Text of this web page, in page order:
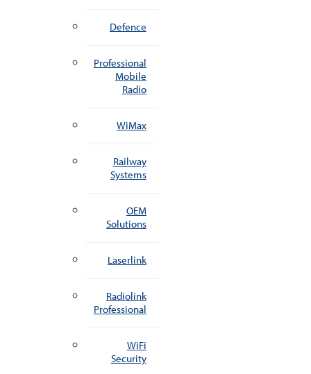
Defence
Professional
Mobile
Radio
WiMax
Railway
Systems
OEM
Solutions
Laserlink
Radiolink
Professional
WiFi
Security